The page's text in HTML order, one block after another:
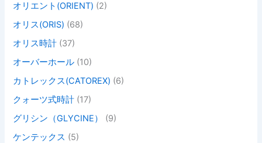
オリエント(ORIENT) (2)
オリス(ORIS) (68)
オリス時計 (37)
オーバーホール (10)
カトレックス(CATOREX) (6)
クォーツ式時計 (17)
グリシン（GLYCINE）
(9)
ケンテックス (5)